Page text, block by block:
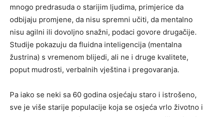
mnogo predrasuda o starijim ljudima, primjerice da
odbijaju promjene, da nisu spremni učiti, da mentalno
nisu agilni ili dovoljno snažni, podaci govore drugačije.
Studije pokazuju da fluidna inteligencija (mentalna
žustrina) s vremenom blijedi, ali ne i druge kvalitete,
poput mudrosti, verbalnih vještina i pregovaranja.
Pa iako se neki sa 60 godina osjećaju staro i istrošeno,
sve je više starije populacije koja se osjeća vrlo životno i